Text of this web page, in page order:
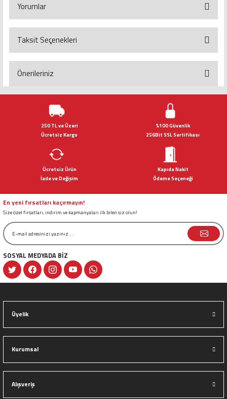
Yorumlar
Bu ürüne ilk yorumu siz yapın!
Taksit Seçenekleri
Önerileriniz
yetersiz gördüğünüz noktaları öneri formunu kullanarak tarafımıza
Görüş ve önerileriniz için teşekkür ederiz.
Ürün açıklamasında eksik bilgiler bulunuyor.
Ürün bilgilerinde hatalar bulunuyor.
Bu ürüne benzer farklı alternatifler olmalı.
250 TL ve Üzeri
Ücretsiz Kargo
%100 Güvenlik
256Bit SSL Sertifikası
Ücretsiz Ürün
İade ve Değişim
Kapıda Nakit
Ödeme Seçeneği
En yeni fırsatları kaçırmayın!
Size özel fırsatları, indirim ve kapmanyaları ilk bilen siz olun!
SOSYAL MEDYADA BİZ
Üyelik
Kurumsal
Alışveriş